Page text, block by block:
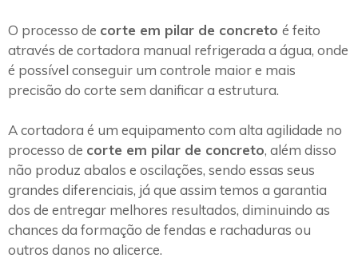
O processo de corte em pilar de concreto é feito
através de cortadora manual refrigerada a água, onde
é possível conseguir um controle maior e mais
precisão do corte sem danificar a estrutura.
A cortadora é um equipamento com alta agilidade no
processo de corte em pilar de concreto, além disso
não produz abalos e oscilações, sendo essas seus
grandes diferenciais, já que assim temos a garantia
dos de entregar melhores resultados, diminuindo as
chances da formação de fendas e rachaduras ou
outros danos no alicerce.